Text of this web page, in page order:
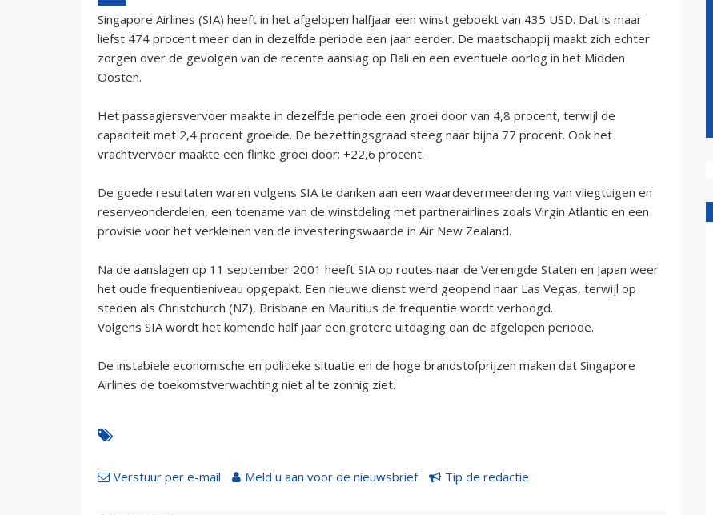
Singapore Airlines (SIA) heeft in het afgelopen halfjaar een winst geboekt van 435 USD. Dat is maar
liefst 474 procent meer dan in dezelfde periode een jaar eerder. De maatschappij maakt zich echter
zorgen over de gevolgen van de recente aanslag op Bali en een eventuele oorlog in het Midden
Oosten.
Het passagiersvervoer maakte in dezelfde periode een groei door van 4,8 procent, terwijl de
capaciteit met 2,4 procent groeide. De bezettingsgraad steeg naar bijna 77 procent. Ook het
vrachtvervoer maakte een flinke groei door: +22,6 procent.
De goede resultaten waren volgens SIA te danken aan een waardevermeerdering van vliegtuigen en
reserveonderdelen, een toename van de winstdeling met partnerairlines zoals Virgin Atlantic en een
provisie voor het verkleinen van de investeringswaarde in Air New Zealand.
Na de aanslagen op 11 september 2001 heeft SIA op routes naar de Verenigde Staten en Japan weer
het oude frequentieniveau opgepakt. Een nieuwe dienst werd geopend naar Las Vegas, terwijl op
steden als Christchurch (NZ), Brisbane en Mauritius de frequentie wordt verhoogd.
Volgens SIA wordt het komende half jaar een grotere uitdaging dan de afgelopen periode.
De instabiele economische en politieke situatie en de hoge brandstofprijzen maken dat Singapore
Airlines de toekomstverwachting niet al te zonnig ziet.
Verstuur per e-mail Meld u aan voor de nieuwsbrief Tip de redactie